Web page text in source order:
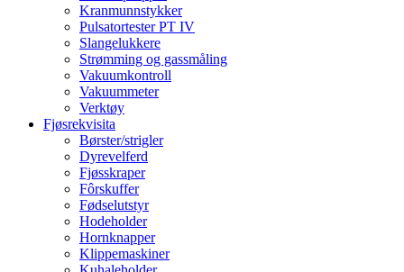
Kranmunnstykker
Pulsatortester PT IV
Slangelukkere
Strømming og gassmåling
Vakuumkontroll
Vakuummeter
Verktøy
Fjøsrekvisita
Børster/strigler
Dyrevelferd
Fjøsskraper
Fôrskuffer
Fødselutstyr
Hodeholder
Hornknapper
Klippemaskiner